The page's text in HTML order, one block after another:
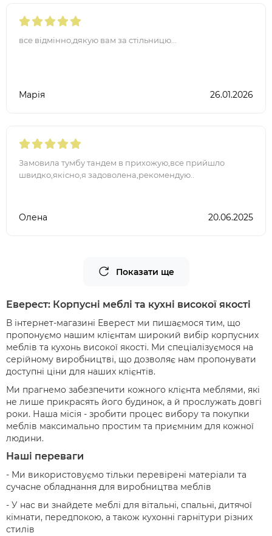
все відмінно,дякую вам за стільницю...
Марія 26.01.2026
Замовила тумбу тандем в прихожую,все прийшло
швидко,якісно,я задоволена,рекомендую..
Олена 20.06.2025
Показати ще
Еверест: Корпусні меблі та кухні високої якості
В інтернет-магазині Еверест ми пишаємося тим, що
пропонуємо нашим клієнтам широкий вибір корпусних
меблів та кухонь високої якості. Ми спеціалізуємося на
серійному виробництві, що дозволяє нам пропонувати
доступні ціни для наших клієнтів.
Ми прагнемо забезпечити кожного клієнта меблями, які
не лише прикрасять його будинок, а й прослужать довгі
роки. Наша місія - зробити процес вибору та покупки
меблів максимально простим та приємним для кожної
людини.
Наші переваги
- Ми використовуємо тільки перевірені матеріали та
сучасне обладнання для виробництва меблів
- У нас ви знайдете меблі для вітальні, спальні, дитячої
кімнати, передпокою, а також кухонні гарнітури різних
стилів